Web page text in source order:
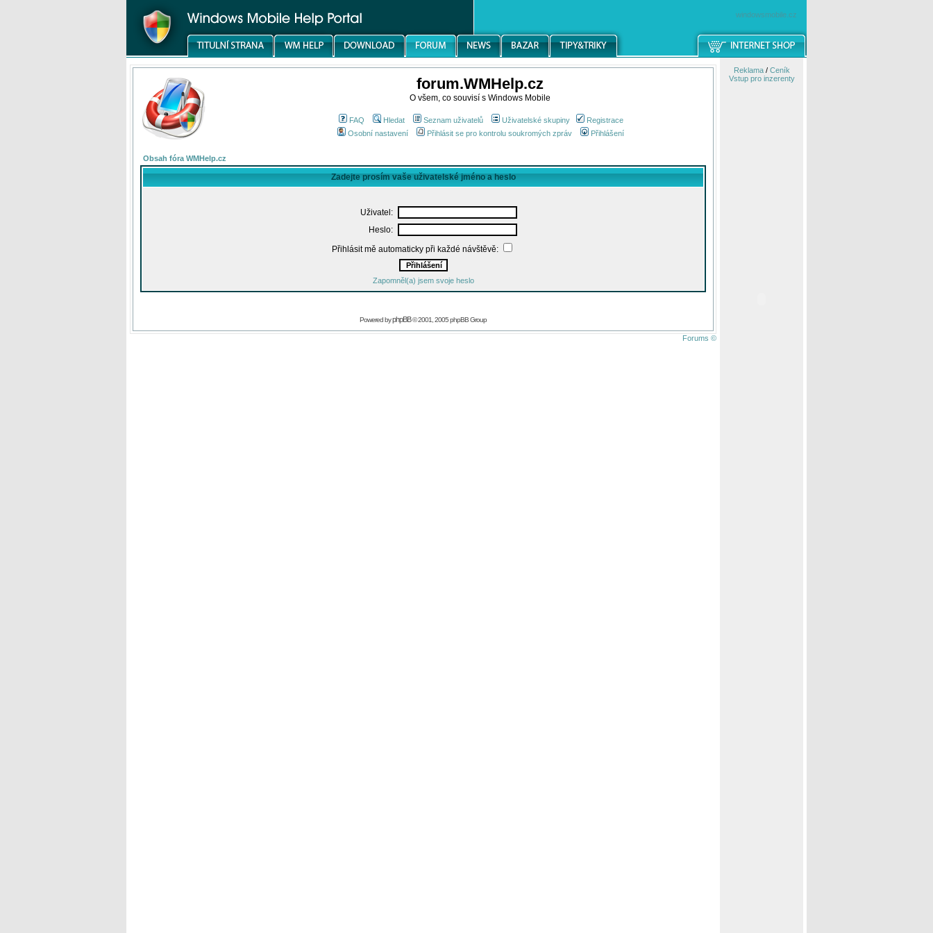
windowsmobile.cz
forum.WMHelp.cz
O všem, co souvisí s Windows Mobile
FAQ Hledat Seznam uživatelů Uživatelské skupiny
Registrace
Osobní nastavení
Přihlásit se pro kontrolu soukromých zpráv Přihlášení
Obsah fóra WMHelp.cz
Zadejte prosím vaše uživatelské jméno a heslo
Uživatel:
Heslo:
Přihlásit mě automaticky při každé návštěvě:
Zapomněl(a) jsem svoje heslo
Powered byphpBB© 2001, 2005 phpBB Group
Forums ©
Reklama/ Ceník
Vstup pro inzerenty